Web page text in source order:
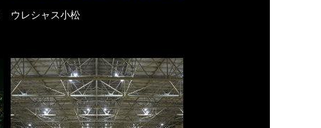
ウレシャス小松